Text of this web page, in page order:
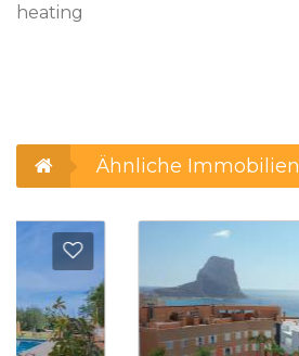
heating
Ähnliche Immobilien
Favoriten hinzufügen